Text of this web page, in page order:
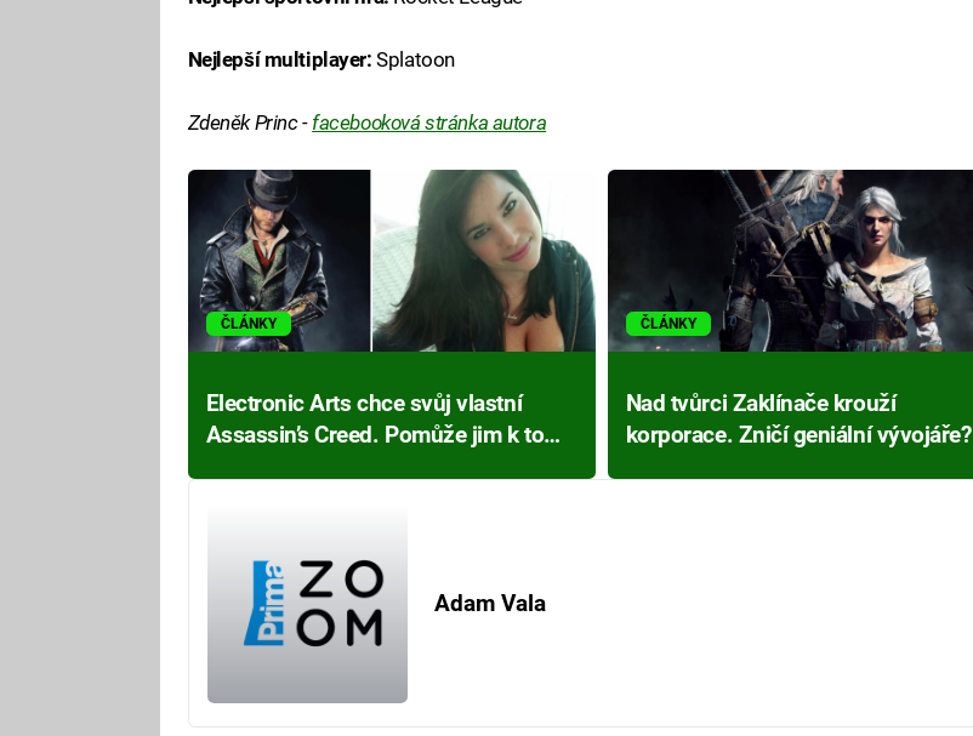
Nejlepší multiplayer: Splatoon
Zdeněk Princ - facebooková stránka autora
ČLÁNKY
Electronic Arts chce svůj vlastní
Assassin’s Creed. Pomůže jim k tomu
ČLÁNKY
Nad tvůrci Zaklínače krouží
korporace. Zničí geniální vývojáře?
Adam Vala